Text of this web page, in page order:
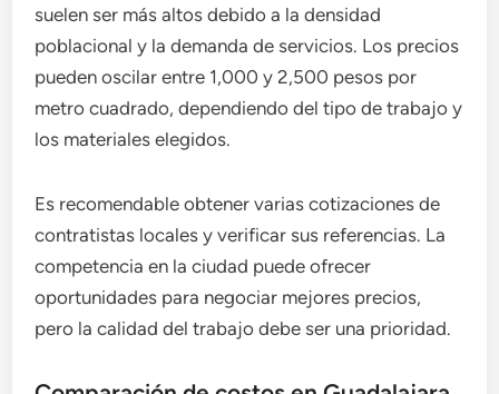
suelen ser más altos debido a la densidad
poblacional y la demanda de servicios. Los precios
pueden oscilar entre 1,000 y 2,500 pesos por
metro cuadrado, dependiendo del tipo de trabajo y
los materiales elegidos.
Es recomendable obtener varias cotizaciones de
contratistas locales y verificar sus referencias. La
competencia en la ciudad puede ofrecer
oportunidades para negociar mejores precios,
pero la calidad del trabajo debe ser una prioridad.